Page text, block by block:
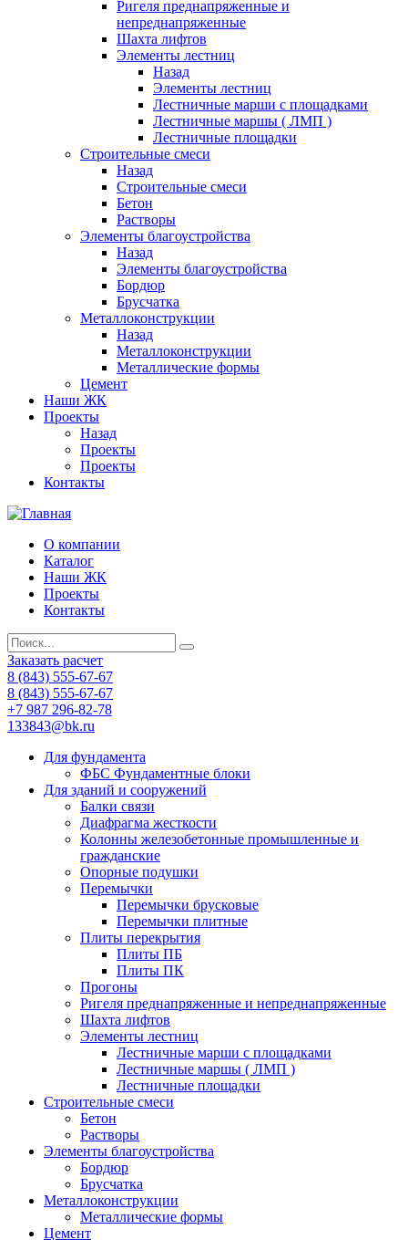
Ригеля преднапряженные и
непреднапряженные
Шахта лифтов
Элементы лестниц
Назад
Элементы лестниц
Лестничные марши с площадками
Лестничные маршы ( ЛМП )
Лестничные площадки
Строительные смеси
Назад
Строительные смеси
Бетон
Растворы
Элементы благоустройства
Назад
Элементы благоустройства
Бордюр
Брусчатка
Металлоконструкции
Назад
Металлоконструкции
Металлические формы
Цемент
Наши ЖК
Проекты
Назад
Проекты
Проекты
Контакты
О компании
Каталог
Наши ЖК
Проекты
Контакты
Заказать расчет
8 (843) 555-67-67
8 (843) 555-67-67
+7 987 296-82-78
133843@bk.ru
Для фундамента
ФБС Фундаментные блоки
Для зданий и сооружений
Балки связи
Диафрагма жесткости
Колонны железобетонные промышленные и
гражданские
Опорные подушки
Перемычки
Перемычки брусковые
Перемычки плитные
Плиты перекрытия
Плиты ПБ
Плиты ПК
Прогоны
Ригеля преднапряженные и непреднапряженные
Шахта лифтов
Элементы лестниц
Лестничные марши с площадками
Лестничные маршы ( ЛМП )
Лестничные площадки
Строительные смеси
Бетон
Растворы
Элементы благоустройства
Бордюр
Брусчатка
Металлоконструкции
Металлические формы
Цемент